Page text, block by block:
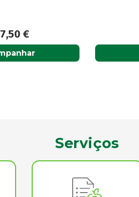
€
Serviços